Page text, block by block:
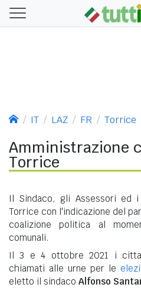
IT LAZ FR Torrice
Amministrazione
Torrice
Il Sindaco, gli Assessori ed i
Torrice con l'indicazione del
coalizione politica al
comunali.
Il 3 e 4 ottobre 2021 i
chiamati alle urne per le
eletto il sindaco Alfonso